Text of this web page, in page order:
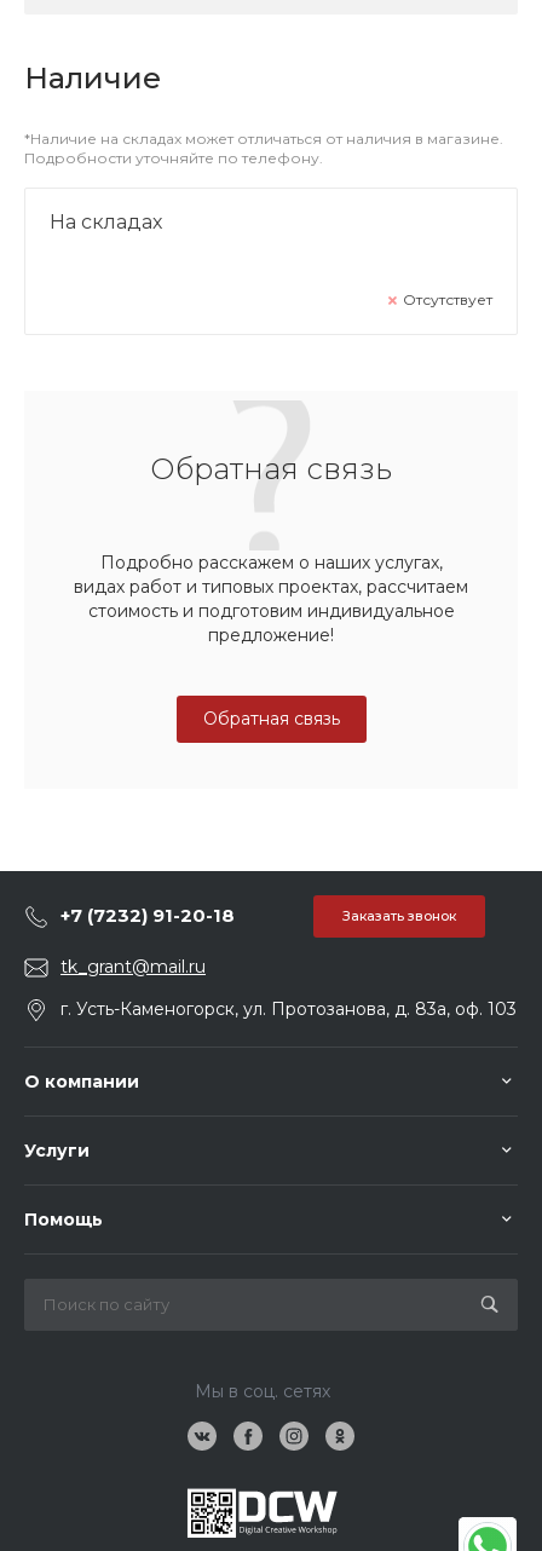
Наличие
*Наличие на складах может отличаться от наличия в магазине.
Подробности уточняйте по телефону.
На складах
Отсутствует
Обратная связь
Подробно расскажем о наших услугах,
видах работ и типовых проектах, рассчитаем
стоимость и подготовим индивидуальное
предложение!
Обратная связь
+7 (7232) 91-20-18 Заказать звонок
tk_grant@mail.ru
г. Усть-Каменогорск, ул. Протозанова, д. 83а, оф. 103
О компании
Услуги
Помощь
Мы в соц. сетях